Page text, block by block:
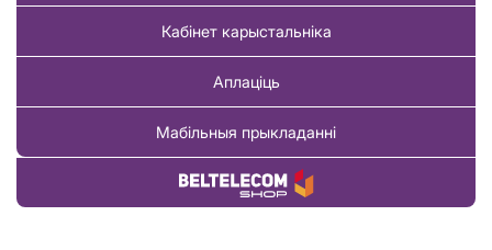
Кабінет карыстальніка
Аплаціць
Мабільныя прыкладанні
Купіць тавар